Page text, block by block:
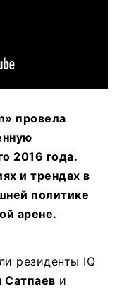
провела
2016 года.
и трендах в
политике
арене.
резиденты IQ
и